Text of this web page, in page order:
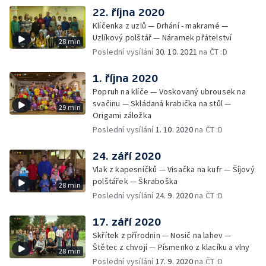
28 min
22. října 2020
Klíčenka z uzlů — Drhání - makramé —
Uzlíkový polštář — Náramek přátelství
Poslední vysílání30. 10. 2021 na ČT :D
29 min
1. října 2020
Popruh na klíče — Voskovaný ubrousek na
svačinu — Skládaná krabička na stůl —
Origami záložka
Poslední vysílání 1. 10. 2020na ČT :D
28 min
24. září 2020
Vlak z kapesníčků — Visačka na kufr — Šíjový
polštářek — Škraboška
Poslední vysílání 24. 9. 2020na ČT :D
28 min
17. září 2020
Skřítek z přírodnin — Nosič na lahev —
Štětec z chvojí — Písmenko z klacíku a vlny
Poslední vysílání 17. 9. 2020na ČT :D